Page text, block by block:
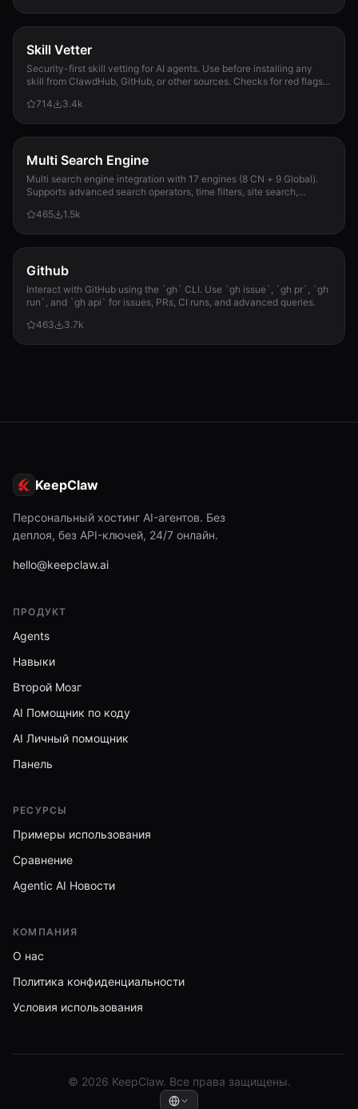
Skill Vetter
Security-first skill vetting for AI agents. Use before installing any
skill from ClawdHub, GitHub, or other sources. Checks for red flags,
714
3.4k
Multi Search Engine
Multi search engine integration with 17 engines (8 CN + 9 Global).
Supports advanced search operators, time filters, site search,
required.
465 1.5k
Github
Interact with GitHub using the `gh` CLI. Use `gh issue`, `gh pr`, `gh
run`, and `gh api` for issues, PRs, CI runs, and advanced queries.
463
3.7k
KeepClaw
Персональный хостинг AI-агентов. Без
деплоя, без API-ключей, 24/7 онлайн.
hello@keepclaw.ai
ПРОДУКТ
Agents
Навыки
Второй Мозг
AI Помощник по коду
AI Личный помощник
Панель
РЕСУРСЫ
Примеры использования
Сравнение
Agentic AI Новости
КОМПАНИЯ
О нас
Политика конфиденциальности
Условия использования
© 2026 KeepClaw. Все права защищены.